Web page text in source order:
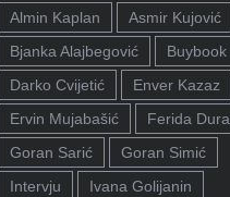
Almin Kaplan
Asmir Kujović
Bjanka Alajbegović
Buybook
Darko Cvijetić
Enver Kazaz
Ervin Mujabašić
Ferida
Goran Sarić
Goran Simić
Intervju
Ivana Golijanin